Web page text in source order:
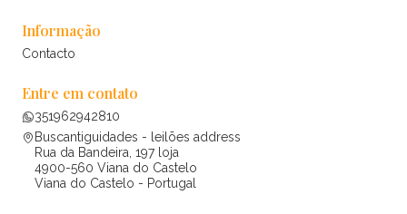
Informação
Contacto
Entre em contato
351962942810
Buscantiguidades - leilões address
Rua da Bandeira, 197 loja
4900-560 Viana do Castelo
Viana do Castelo - Portugal